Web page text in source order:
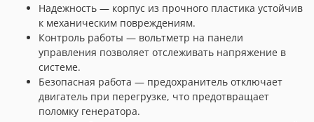
Надежность — корпус из прочного пластика устойчив
к механическим повреждениям.
Контроль работы — вольтметр на панели
управления позволяет отслеживать напряжение в
системе.
Безопасная работа — предохранитель отключает
двигатель при перегрузке, что предотвращает
поломку генератора.